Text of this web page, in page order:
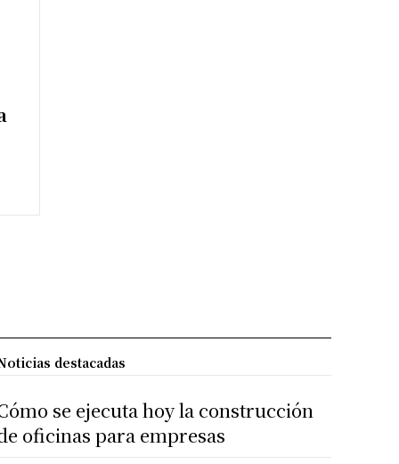
destacadas
se ejecuta hoy la construcción
oficinas para empresas